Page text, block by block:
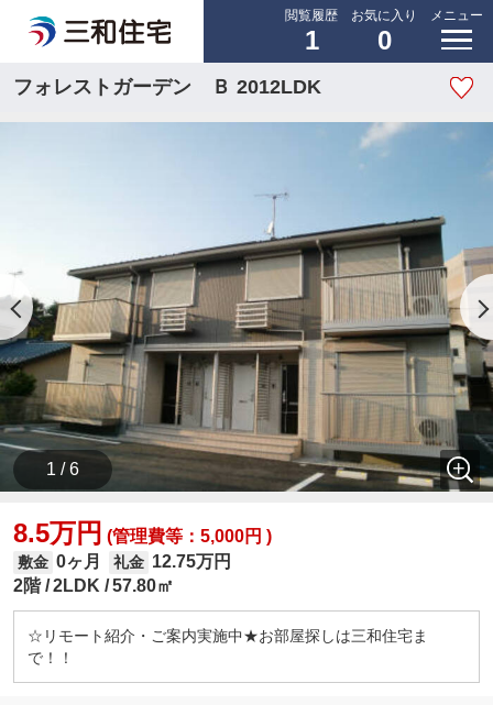
閲覧履歴
1
お気に入り
0
メニュー
フォレストガーデン Ｂ 2012LDK
1 / 6
8.5万円 (管理費等：5,000円 )
敷金 0ヶ月 礼金 12.75万円
2階 2LDK 57.80㎡
☆リモート紹介・ご案内実施中★お部屋探しは三和住宅ま
で！！